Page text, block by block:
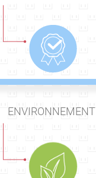
ENVIRONNEMENT